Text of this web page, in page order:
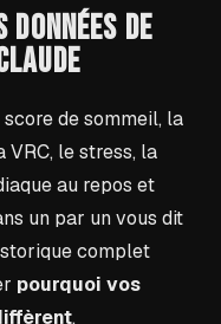
DE
de sommeil, la
VRC, le stress, la
au repos et
un par un vous dit
complet
pourquoi vos
.